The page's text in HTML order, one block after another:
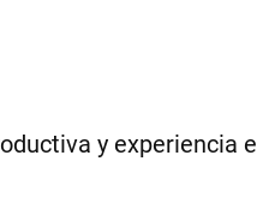
y experiencia